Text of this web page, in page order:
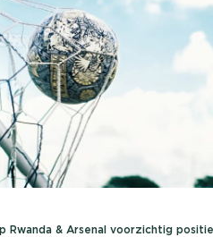
Rwanda & Arsenal voorzichtig